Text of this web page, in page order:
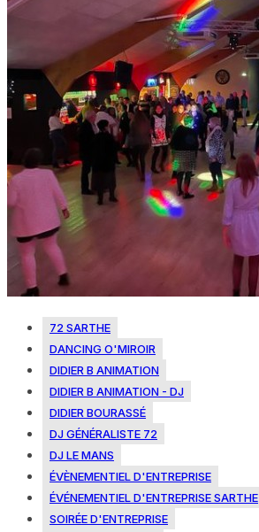
72 SARTHE
DANCING O'MIROIR
DIDIER B ANIMATION
DIDIER B ANIMATION - DJ
DIDIER BOURASSÉ
DJ GÉNÉRALISTE 72
DJ LE MANS
ÉVÈNEMENTIEL D'ENTREPRISE
ÉVÉNEMENTIEL D'ENTREPRISE SARTHE
SOIRÉE D'ENTREPRISE